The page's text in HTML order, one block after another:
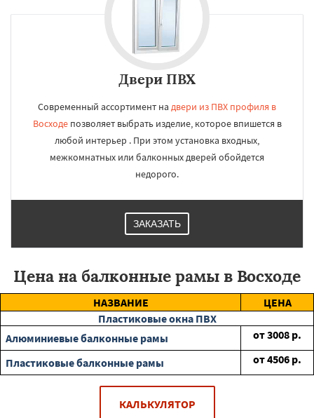
Двери ПВХ
Современный ассортимент на двери из ПВХ профиля в
Восходепозволяет выбрать изделие, которое впишется в
любой интерьер . При этом установка входных,
межкомнатных или балконных дверей обойдется
недорого.
ЗАКАЗАТЬ
Цена на балконные рамы в Восходе
НАЗВАНИЕ
ЦЕНА
Пластиковые окна ПВХ
Алюминиевые балконные рамы
от3008 р.
Пластиковые балконные рамы
от4506 р.
КАЛЬКУЛЯТОР